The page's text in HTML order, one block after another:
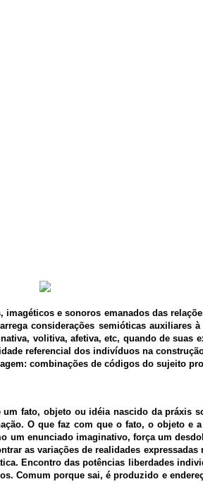
e sonoros emanados das
considerações semióticas auxiliares
volitiva, afetiva, etc, quando de suas
referencial dos indivíduos na
combinações de códigos do sujeito
fato, objeto ou idéia nascido da práxis
O que faz com que o fato, o objeto
enunciado imaginativo, força um
as variações de realidades
Encontro das potências liberdades
Comum porque sai, é produzido e